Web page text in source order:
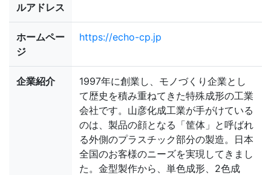
ルアドレス
ホームペー
ジ
https://echo-cp.jp
企業紹介
1997年に創業し、モノづくり企業とし
て歴史を積み重ねてきた特殊成形の工業
会社です。山彦化成工業が手がけている
のは、製品の顔となる「筐体」と呼ばれ
る外側のプラスチック部分の製造。日本
全国のお客様のニーズを実現してきまし
た。金型製作から、単色成形、2色成